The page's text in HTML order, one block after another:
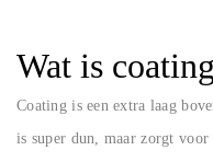
Wat is
Coating is een extra laag
is super dun, maar zorgt